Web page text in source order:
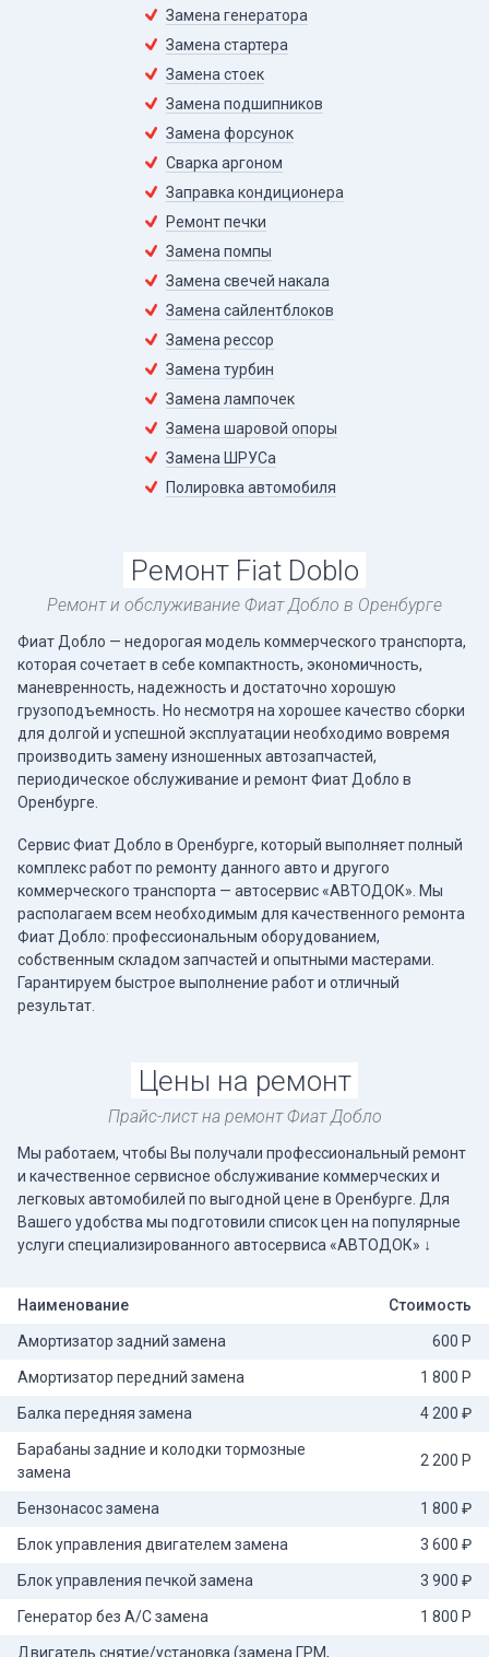
Замена генератора
Замена стартера
Замена стоек
Замена подшипников
Замена форсунок
Сварка аргоном
Заправка кондиционера
Ремонт печки
Замена помпы
Замена свечей накала
Замена сайлентблоков
Замена рессор
Замена турбин
Замена лампочек
Замена шаровой опоры
Замена ШРУСа
Полировка автомобиля
Ремонт Fiat Doblo
Ремонт и обслуживание Фиат Добло в Оренбурге
Фиат Добло — недорогая модель коммерческого транспорта,
которая сочетает в себе компактность, экономичность,
маневренность, надежность и достаточно хорошую
грузоподъемность. Но несмотря на хорошее качество сборки
для долгой и успешной эксплуатации необходимо вовремя
производить замену изношенных автозапчастей,
периодическое обслуживание и ремонт Фиат Добло в
Оренбурге.
Сервис Фиат Добло в Оренбурге, который выполняет полный
комплекс работ по ремонту данного авто и другого
коммерческого транспорта — автосервис «АВТОДОК». Мы
располагаем всем необходимым для качественного ремонта
Фиат Добло: профессиональным оборудованием,
собственным складом запчастей и опытными мастерами.
Гарантируем быстрое выполнение работ и отличный
результат.
Цены на ремонт
Прайс-лист на ремонт Фиат Добло
Мы работаем, чтобы Вы получали профессиональный ремонт
и качественное сервисное обслуживание коммерческих и
легковых автомобилей по выгодной цене в Оренбурге. Для
Вашего удобства мы подготовили список цен на популярные
услуги специализированного автосервиса «АВТОДОК» ↓
Наименование Стоимость
Амортизатор задний замена 600 Р
Амортизатор передний замена 1 800 Р
Балка передняя замена 4 200 ₽
Барабаны задние и колодки тормозные
замена
2 200 Р
Бензонасос замена 1 800 ₽
Блок управления двигателем замена 3 600 ₽
Блок управления печкой замена 3 900 ₽
Генератор без А/С замена 1 800 Р
Двигатель снятие/установка (замена ГРМ,